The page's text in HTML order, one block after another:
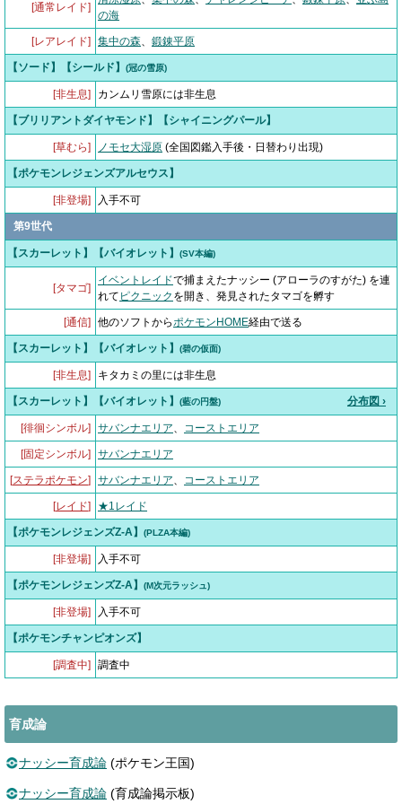
[通常レイド]
の海
[レアレイド] 集中の森、 鍛錬平原
【ソード】【シールド】 (冠の雪原)
[非生息] カンムリ雪原には非生息
【ブリリアントダイヤモンド】【シャイニングパール】
[草むら] ノモセ大湿原 (全国図鑑入手後・日替わり出現)
【ポケモンレジェンズアルセウス】
[非登場] 入手不可
第9世代
【スカーレット】【バイオレット】 (SV本編)
[タマゴ]
イベントレイドで捕まえたナッシー (アローラのすがた) を連
れて ピクニック を開き、発見されたタマゴを孵す
[通信] 他のソフトからポケモンHOME経由で送る
【スカーレット】【バイオレット】 (碧の仮面)
[非生息] キタカミの里には非生息
【スカーレット】【バイオレット】 (藍の円盤) 分布図 ›
[徘徊シンボル] サバンナエリア、 コーストエリア
[固定シンボル] サバンナエリア
[ステラポケモン] サバンナエリア、 コーストエリア
[レイド] ★1レイド
【ポケモンレジェンズZ-A】 (PLZA本編)
[非登場] 入手不可
【ポケモンレジェンズZ-A】 (M次元ラッシュ)
[非登場] 入手不可
【ポケモンチャンピオンズ】
[調査中] 調査中
育成論
ナッシー育成論 (ポケモン王国)
ナッシー育成論 (育成論掲示板)